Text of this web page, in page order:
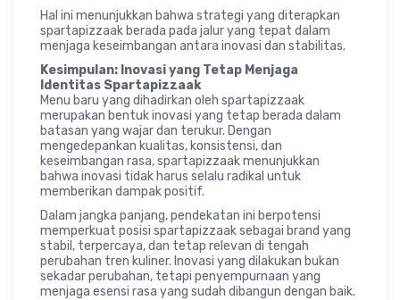
Hal ini menunjukkan bahwa strategi yang diterapkan
spartapizzaak berada pada jalur yang tepat dalam
menjaga keseimbangan antara inovasi dan stabilitas.
Kesimpulan: Inovasi yang Tetap Menjaga
Identitas Spartapizzaak
Menu baru yang dihadirkan oleh spartapizzaak
merupakan bentuk inovasi yang tetap berada dalam
batasan yang wajar dan terukur. Dengan
mengedepankan kualitas, konsistensi, dan
keseimbangan rasa, spartapizzaak menunjukkan
bahwa inovasi tidak harus selalu radikal untuk
memberikan dampak positif.
Dalam jangka panjang, pendekatan ini berpotensi
memperkuat posisi spartapizzaak sebagai brand yang
stabil, terpercaya, dan tetap relevan di tengah
perubahan tren kuliner. Inovasi yang dilakukan bukan
sekadar perubahan, tetapi penyempurnaan yang
menjaga esensi rasa yang sudah dibangun dengan baik.